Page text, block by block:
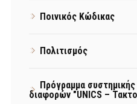
Ποινικός Κώδικας
Πολιτισμός
Πρόγραμμα
διαφορών "UNICS –